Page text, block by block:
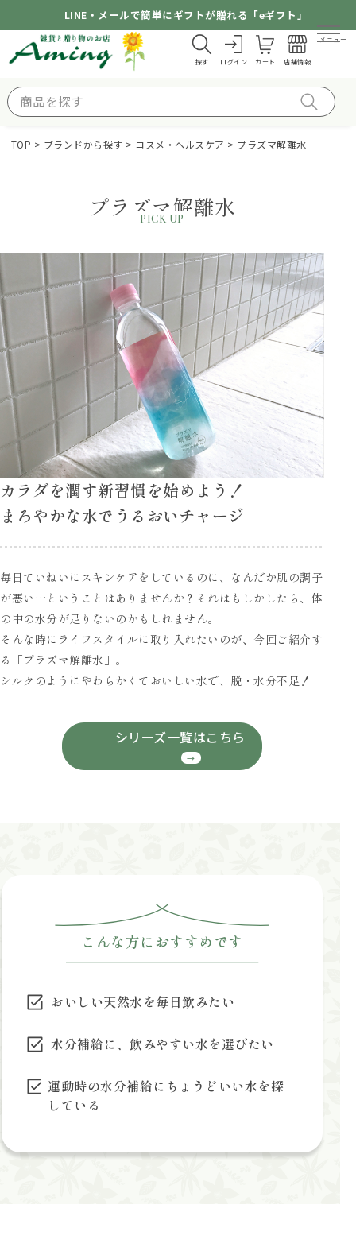
LINE・メールで簡単にギフトが贈れる「eギフト」
探す ログイン カート 店舗情報
メニュー
TOP ブランドから探す コスメ・ヘルスケア プラズマ解離水
プラズマ解離水
PICK UP
カラダを潤す新習慣を始めよう！
まろやかな水でうるおいチャージ
毎日ていねいにスキンケアをしているのに、なんだか肌の調子
が悪い…ということはありませんか？それはもしかしたら、体
の中の水分が足りないのかもしれません。
そんな時にライフスタイルに取り入れたいのが、今回ご紹介す
る「プラズマ解離水」。
シルクのようにやわらかくておいしい水で、脱・水分不足！
シリーズ一覧はこちら
こんな方におすすめです
おいしい天然水を毎日飲みたい
水分補給に、飲みやすい水を選びたい
運動時の水分補給にちょうどいい水を探
している